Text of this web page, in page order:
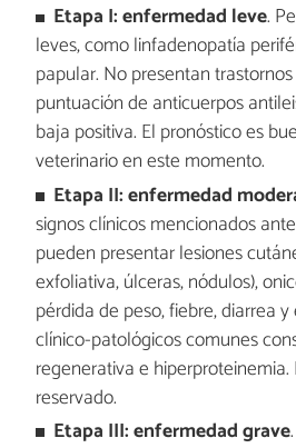
Etapa I: enfermedad leve.
leves, como linfadenopatía
papular. No presentan
puntuación de anticuerpos
baja positiva. El pronóstico es
veterinario en este momento.
Etapa II:enfermedad
signos clínicos mencionados
pueden presentar lesiones
exfoliativa, úlceras, nódulos),
pérdida de peso, fiebre, diarrea
clínico-patológicos comunes
regenerativa e hiperproteinemia.
reservado.
Etapa III:enfermedad grave